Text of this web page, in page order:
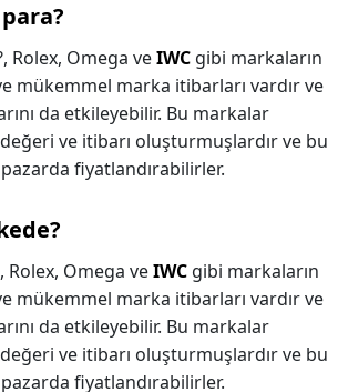
Rolex, Omega veIWC gibi markaların
mükemmel marka itibarları vardır ve
da etkileyebilir. Bu markalar
ve itibarı oluşturmuşlardır ve bu
fiyatlandırabilirler.
Rolex, Omega veIWC gibi markaların
mükemmel marka itibarları vardır ve
da etkileyebilir. Bu markalar
ve itibarı oluşturmuşlardır ve bu
fiyatlandırabilirler.